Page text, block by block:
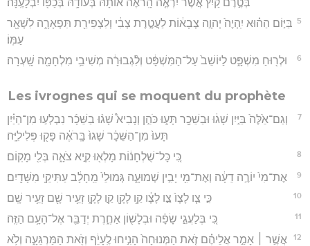
בְּטֶ֣רֶם קַ֔יִץ אֲשֶׁ֨ר יִרְאֶ֤ה הָֽרֹאֶה֙ אוֹתָ֔הּ בְּעוֹדָ֥הּ בְּכַפּ֖וֹ יִבְלָעֶֽנָּה׃
5
בַּיּ֣וֹם הַה֗וּא יִֽהְיֶה֙ יְהוָ֣ה צְבָא֔וֹת לַעֲטֶ֣רֶת צְבִ֔י וְלִצְפִירַ֖ת תִּפְאָרָ֑ה לִשְׁאָ֖ר
עַמּֽוֹ׃
6 וּלְר֖וּחַ מִשְׁפָּ֑ט לַיּוֹשֵׁב֙ עַל־הַמִּשְׁפָּ֔ט וְלִ֨גְבוּרָ֔ה מְשִׁיבֵ֥י מִלְחָמָ֖ה שָֽׁעְרָה׃
Les ivrognes qui se moquent du prophète
7
וְגַם־אֵ֙לֶּה֙ בַּיַּ֣יִן שָׁג֔וּ וּבַשֵּׁכָ֖ר תָּע֑וּ כֹּהֵ֣ן וְנָבִיא֩ שָׁג֨וּ בַשֵּׁכָ֜ר נִבְלְע֣וּ מִן־הַיַּ֗יִן
תָּעוּ֙ מִן־הַשֵּׁכָ֔ר שָׁגוּ֙ בָּֽרֹאֶ֔ה פָּק֖וּ פְּלִילִיָּֽה׃
8 כִּ֚י כָּל־שֻׁלְחָנ֔וֹת מָלְא֖וּ קִ֣יא צֹאָ֑ה בְּלִ֖י מָקֽוֹם׃
9 אֶת־מִי֙ יוֹרֶ֣ה דֵעָ֔ה וְאֶת־מִ֖י יָבִ֣ין שְׁמוּעָ֑ה גְּמוּלֵי֙ מֵֽחָלָ֔ב עַתִּיקֵ֖י מִשָּׁדָֽיִם׃
10 כִּ֣י צַ֤ו לָצָו֙ צַ֣ו לָצָ֔ו קַ֥ו לָקָ֖ו קַ֣ו לָקָ֑ו זְעֵ֥יר שָׁ֖ם זְעֵ֥יר שָֽׁם׃
11 כִּ֚י בְּלַעֲגֵ֣י שָׂפָ֔ה וּבְלָשׁ֖וֹן אַחֶ֑רֶת יְדַבֵּ֖ר אֶל־הָעָ֥ם הַזֶּֽה׃
12
אֲשֶׁ֣ר ׀ אָמַ֣ר אֲלֵיהֶ֗ם זֹ֤את הַמְּנוּחָה֙ הָנִ֣יחוּ לֶֽעָיֵ֔ף וְזֹ֖את הַמַּרְגֵּעָ֑ה וְלֹ֥א